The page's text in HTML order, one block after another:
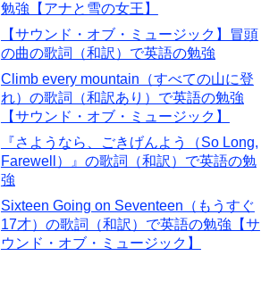
勉強【アナと雪の女王】
【サウンド・オブ・ミュージック】冒頭
の曲の歌詞（和訳）で英語の勉強
Climb every mountain（すべての山に登
れ）の歌詞（和訳あり）で英語の勉強
【サウンド・オブ・ミュージック】
『さようなら、ごきげんよう（So Long,
Farewell）』の歌詞（和訳）で英語の勉
強
Sixteen Going on Seventeen（もうすぐ
17才）の歌詞（和訳）で英語の勉強【サ
ウンド・オブ・ミュージック】